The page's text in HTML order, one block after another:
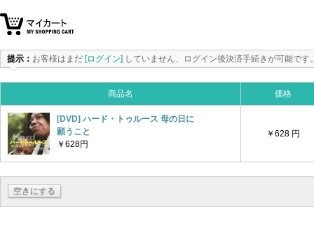
提示： お客様はまだ [ログイン] していません、ログイン後決済手続きが可能です
商品名 価格
[DVD] ハード・トゥルース 母の日に
願うこと
￥628円
￥628 円
空きにする